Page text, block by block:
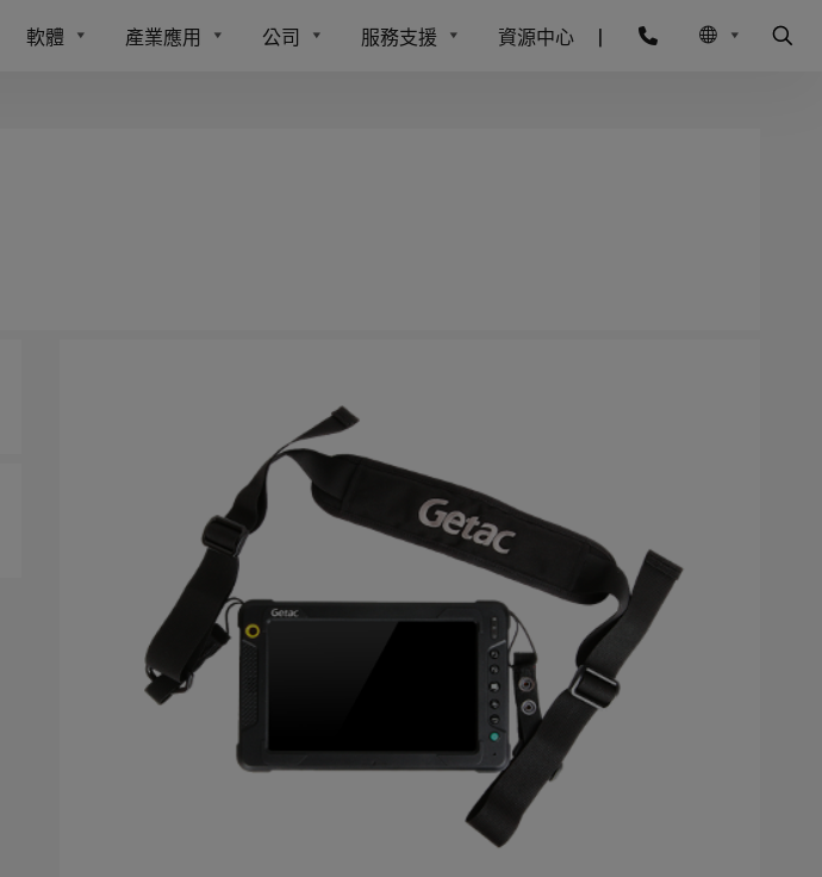
軟體 產業應用 公司 服務支援 資源中心 |